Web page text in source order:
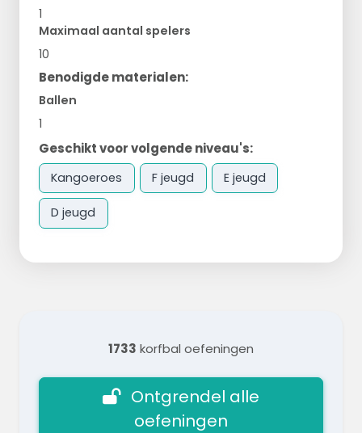
1
Maximaal aantal spelers
10
Benodigde materialen:
Ballen
1
Geschikt voor volgende niveau's:
Kangoeroes F jeugd E jeugd
D jeugd
1733 korfbal oefeningen
Ontgrendel alle
oefeningen